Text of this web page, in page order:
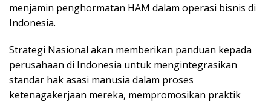
menjamin penghormatan HAM dalam operasi bisnis di
Indonesia.
Strategi Nasional akan memberikan panduan kepada
perusahaan di Indonesia untuk mengintegrasikan
standar hak asasi manusia dalam proses
ketenagakerjaan mereka, mempromosikan praktik